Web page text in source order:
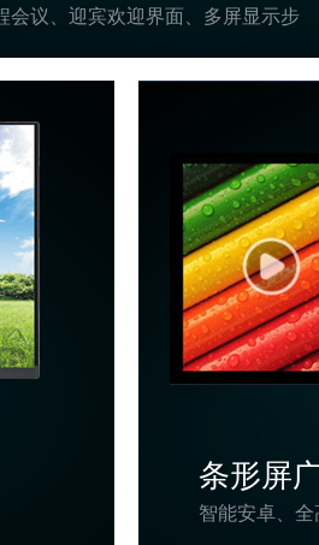
会议、迎宾欢迎界面、多屏显示步
条形屏
智能安卓、全